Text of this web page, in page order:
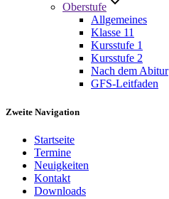
Oberstufe
Allgemeines
Klasse 11
Kursstufe 1
Kursstufe 2
Nach dem Abitur
GFS-Leitfaden
Zweite Navigation
Startseite
Termine
Neuigkeiten
Kontakt
Downloads